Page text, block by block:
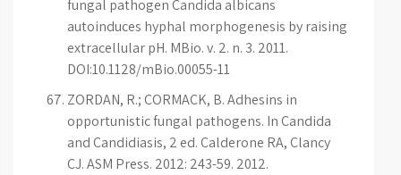
fungal pathogen Candida albicans
autoinduces hyphal morphogenesis by raising
extracellular pH. MBio. v. 2. n. 3. 2011.
DOI:10.1128/mBio.00055-11
ZORDAN, R.; CORMACK, B. Adhesins in
opportunistic fungal pathogens. In Candida
and Candidiasis, 2 ed. Calderone RA, Clancy
CJ. ASM Press. 2012: 243-59. 2012.